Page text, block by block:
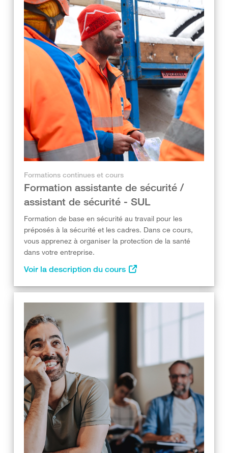
Formations continues et cours
Formation assistante de sécurité /
assistant de sécurité - SUL
Formation de base en sécurité au travail pour les
préposés à la sécurité et les cadres. Dans ce cours,
vous apprenez à organiser la protection de la santé
dans votre entreprise.
Voir la description du cours